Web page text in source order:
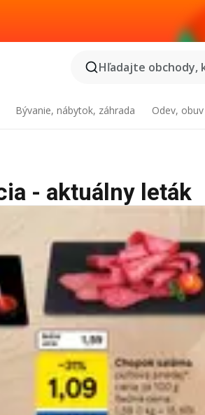
Hľadajte obchody,
Bývanie, nábytok, záhrada Odev,
- aktuálny leták